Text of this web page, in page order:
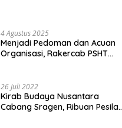
4 Agustus 2025
Menjadi Pedoman dan Acuan
Organisasi, Rakercab PSHT
Kerja, Berjalan Lancar dan
Sukses
26 Juli 2022
Kirab Budaya Nusantara
Cabang Sragen, Ribuan Pesilat